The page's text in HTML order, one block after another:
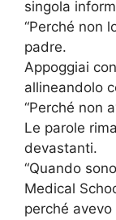
singola
“Perché non
padre.
Appoggiai
allineandolo
“Perché non
Le parole
devastanti.
“Quando
Medical
perché